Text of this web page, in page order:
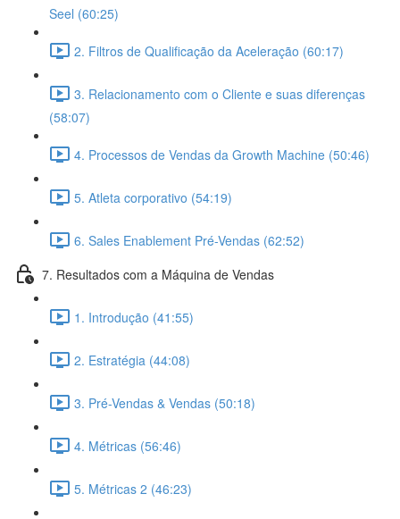
Seel (60:25)
2. Filtros de Qualificação da Aceleração (60:17)
3. Relacionamento com o Cliente e suas diferenças
(58:07)
4. Processos de Vendas da Growth Machine (50:46)
5. Atleta corporativo (54:19)
6. Sales Enablement Pré-Vendas (62:52)
7. Resultados com a Máquina de Vendas
1. Introdução (41:55)
2. Estratégia (44:08)
3. Pré-Vendas & Vendas (50:18)
4. Métricas (56:46)
5. Métricas 2 (46:23)